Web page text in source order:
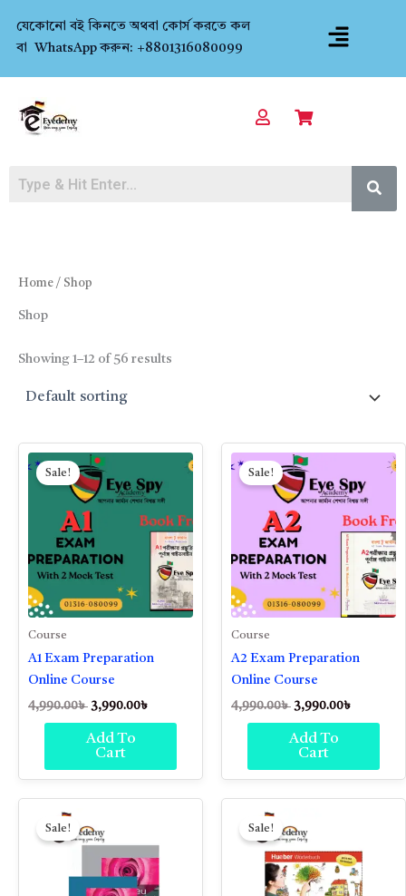
content
যেকোনো বই কিনতে অথবা কোর্স করতে কল
বা WhatsApp করুন: +8801316080099
Menu
Home / Shop
Shop
Showing 1–12 of 56 results
Sale!
Course
A1 Exam Preparation
Online Course
4,990.00৳
Original
price
was:
4,990.00৳ .
3,990.00৳
Current
is:
3,990.00৳ .
Add To
Cart
Sale!
Course
A2 Exam Preparation
Online Course
4,990.00৳
Original
price
was:
4,990.00৳ .
3,990.00৳
Current
is:
Add To
Cart
Sale!
was:
Sale!
was:
450.00৳ .300.00৳ .